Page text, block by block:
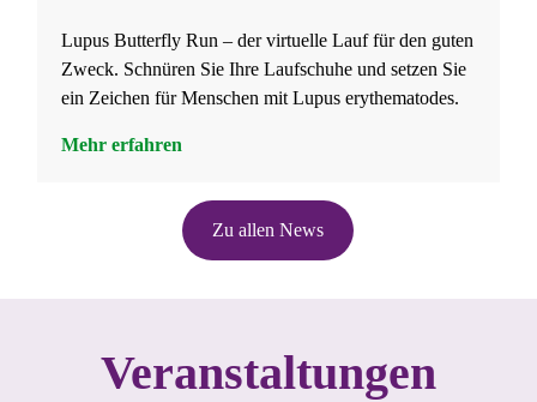
Lupus Butterfly Run – der virtuelle Lauf für den guten
Zweck. Schnüren Sie Ihre Laufschuhe und setzen Sie
ein Zeichen für Menschen mit Lupus erythematodes.
Mehr erfahren
Zu allen News
Veranstaltungen